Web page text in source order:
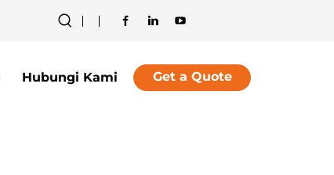
Hubungi Kami Get a Quote